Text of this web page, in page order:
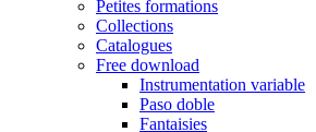
Petites formations
Collections
Catalogues
Free download
Instrumentation variable
Paso doble
Fantaisies